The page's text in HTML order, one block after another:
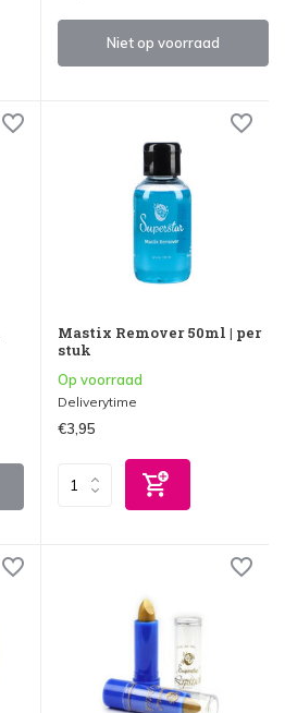
Niet op voorraad
Mastix Remover 50ml | per
stuk
Op voorraad
Deliverytime
€3,95